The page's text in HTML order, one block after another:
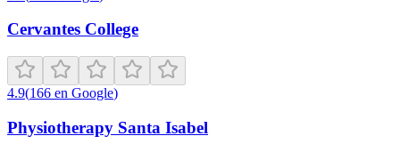
Cervantes College
4.9(166 en Google)
Physiotherapy Santa Isabel